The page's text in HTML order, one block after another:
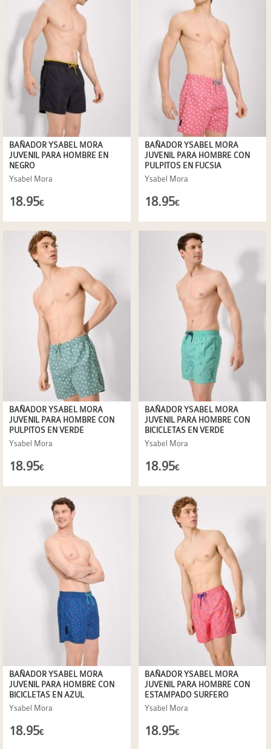
BAÑADOR YSABEL MORA
JUVENIL PARA HOMBRE EN
NEGRO
Ysabel Mora
18.95€
BAÑADOR YSABEL MORA
JUVENIL PARA HOMBRE CON
PULPITOS EN FUCSIA
Ysabel Mora
18.95€
BAÑADOR YSABEL MORA
JUVENIL PARA HOMBRE CON
PULPITOS EN VERDE
Ysabel Mora
18.95€
BAÑADOR YSABEL MORA
JUVENIL PARA HOMBRE CON
BICICLETAS EN VERDE
Ysabel Mora
18.95€
BAÑADOR YSABEL MORA
JUVENIL PARA HOMBRE CON
BICICLETAS EN AZUL
Ysabel Mora
18.95€
BAÑADOR YSABEL MORA
JUVENIL PARA HOMBRE CON
ESTAMPADO SURFERO
Ysabel Mora
18.95€